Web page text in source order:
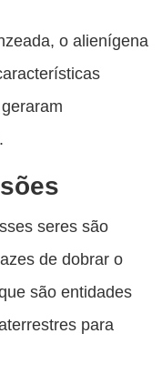
o alienígena
seres são
de dobrar o
são entidades
para